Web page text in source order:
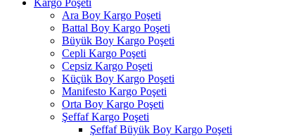
Kargo Poşeti
Ara Boy Kargo Poşeti
Battal Boy Kargo Poşeti
Büyük Boy Kargo Poşeti
Cepli Kargo Poşeti
Cepsiz Kargo Poşeti
Küçük Boy Kargo Poşeti
Manifesto Kargo Poşeti
Orta Boy Kargo Poşeti
Şeffaf Kargo Poşeti
Şeffaf Büyük Boy Kargo Poşeti